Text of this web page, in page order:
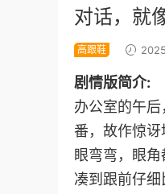
对话，就
高跟鞋
剧情版简介:
办公室的午
番，故作惊
眼弯弯，眼
凑到跟前仔细